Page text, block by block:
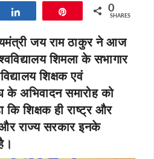
0
SHARES
जय राम ठाकुर ने आज
शिमला के सभागार
शिक्षक एवं
के अभिवादन समारोह को
शिक्षक ही राष्ट्र और
राज्य सरकार इनके